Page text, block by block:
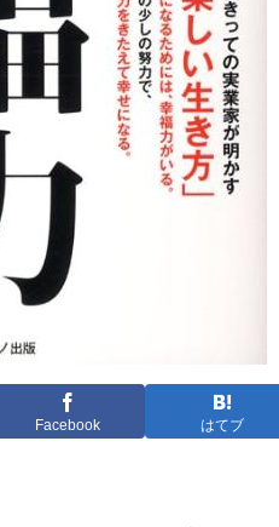
Facebook はてブ